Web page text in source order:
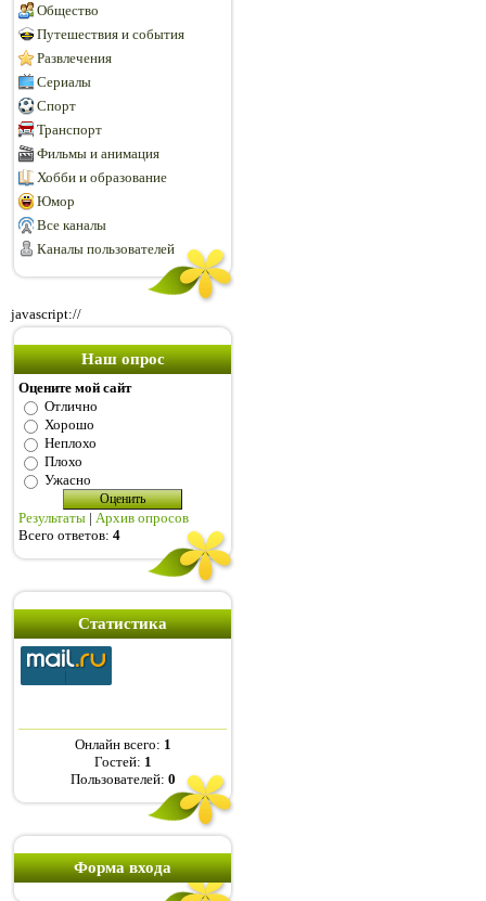
Общество
Путешествия и события
Развлечения
Сериалы
Спорт
Транспорт
Фильмы и анимация
Хобби и образование
Юмор
Все каналы
Каналы пользователей
javascript://
Наш опрос
Оцените мой сайт
Отлично
Хорошо
Неплохо
Плохо
Ужасно
Результаты | Архив опросов
Всего ответов: 4
Статистика
Онлайн всего: 1
Гостей: 1
Пользователей: 0
Форма входа